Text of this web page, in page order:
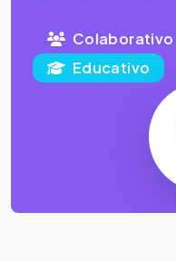
Colaborativo
Educativo